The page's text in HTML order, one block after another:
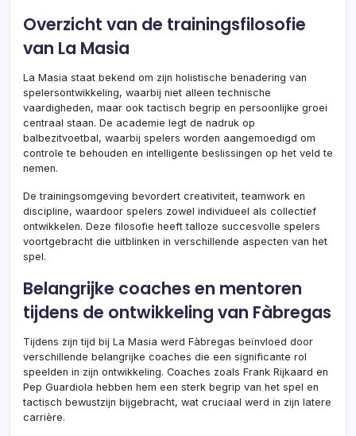
Overzicht van de trainingsfilosofie
van La Masia
La Masia staat bekend om zijn holistische benadering van
spelersontwikkeling, waarbij niet alleen technische
vaardigheden, maar ook tactisch begrip en persoonlijke groei
centraal staan. De academie legt de nadruk op
balbezitvoetbal, waarbij spelers worden aangemoedigd om
controle te behouden en intelligente beslissingen op het veld te
nemen.
De trainingsomgeving bevordert creativiteit, teamwork en
discipline, waardoor spelers zowel individueel als collectief
ontwikkelen. Deze filosofie heeft talloze succesvolle spelers
voortgebracht die uitblinken in verschillende aspecten van het
spel.
Belangrijke coaches en mentoren
tijdens de ontwikkeling van Fàbregas
Tijdens zijn tijd bij La Masia werd Fàbregas beïnvloed door
verschillende belangrijke coaches die een significante rol
speelden in zijn ontwikkeling. Coaches zoals Frank Rijkaard en
Pep Guardiola hebben hem een sterk begrip van het spel en
tactisch bewustzijn bijgebracht, wat cruciaal werd in zijn latere
carrière.